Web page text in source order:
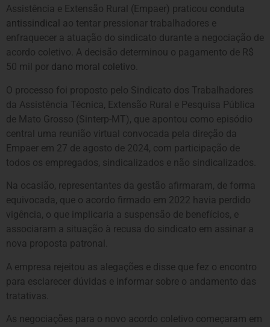
Assistência e Extensão Rural (Empaer) praticou conduta
antissindical ao tentar pressionar trabalhadores e
enfraquecer a atuação do sindicato durante a negociação de
acordo coletivo. A decisão determinou o pagamento de R$
50 mil por dano moral coletivo
O processo foi proposto pelo Sindicato dos Trabalhadores
da Assistência Técnica, Extensão Rural e Pesquisa Pública
de Mato Grosso (Sinterp-MT), que apontou como episódio
central uma reunião virtual convocada pela direção da
Empaer em 27 de agosto de 2024, com participação de
todos os empregados, sindicalizados e não sindicalizados.
Na ocasião, representantes da gestão afirmaram, de forma
equivocada, que o acordo firmado em 2022 havia perdido
vigência, o que implicaria a suspensão de benefícios, e
associaram a situação à recusa do sindicato em assinar a
nova proposta patronal.
A empresa rejeitou as alegações e disse que fez o encontro
para esclarecer dúvidas e informar sobre o andamento das
tratativas.
As negociações para o novo acordo coletivo começaram em